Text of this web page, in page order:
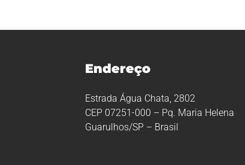
Endereço
Estrada Água Chata, 2802
CEP 07251-000 – Pq. Maria Helena
Guarulhos/SP – Brasil